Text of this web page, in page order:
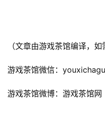
日
游
（文章由游戏茶馆编译，
游戏茶馆微信：
游戏茶馆微博：游戏茶馆网